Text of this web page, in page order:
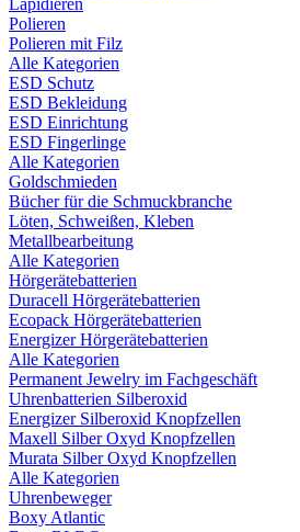
Lapidieren
Polieren
Polieren mit Filz
Alle Kategorien
ESD Schutz
ESD Bekleidung
ESD Einrichtung
ESD Fingerlinge
Alle Kategorien
Goldschmieden
Bücher für die Schmuckbranche
Löten, Schweißen, Kleben
Metallbearbeitung
Alle Kategorien
Hörgerätebatterien
Duracell Hörgerätebatterien
Ecopack Hörgerätebatterien
Energizer Hörgerätebatterien
Alle Kategorien
Permanent Jewelry im Fachgeschäft
Uhrenbatterien Silberoxid
Energizer Silberoxid Knopfzellen
Maxell Silber Oxyd Knopfzellen
Murata Silber Oxyd Knopfzellen
Alle Kategorien
Uhrenbeweger
Boxy Atlantic